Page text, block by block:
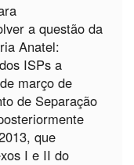
a questão da
Anatel:
ISPs a
março de
de Separação
que
I e II do